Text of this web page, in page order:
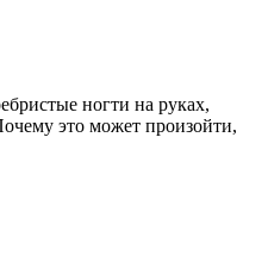
ногти на руках,
это может произойти,